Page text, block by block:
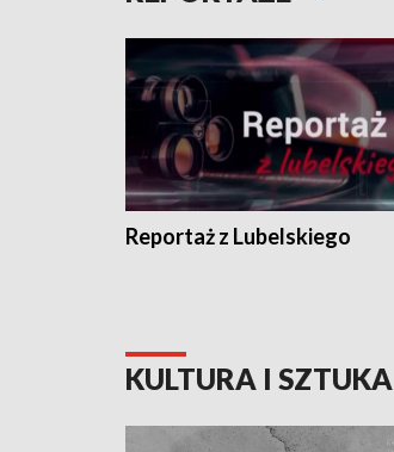
Reportaż z Lubelskiego
KULTURA I SZTUKA